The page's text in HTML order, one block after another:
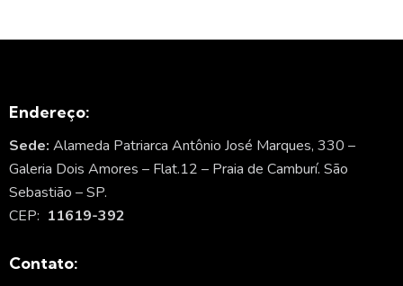
Endereço:
Sede: Alameda Patriarca Antônio José Marques, 330 –
Galeria Dois Amores – Flat.12 – Praia de Camburí. São
Sebastião – SP.
CEP: 11619-392
Contato: